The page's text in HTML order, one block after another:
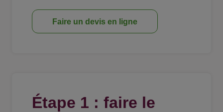
Faire un devis en ligne
Étape 1 : faire le